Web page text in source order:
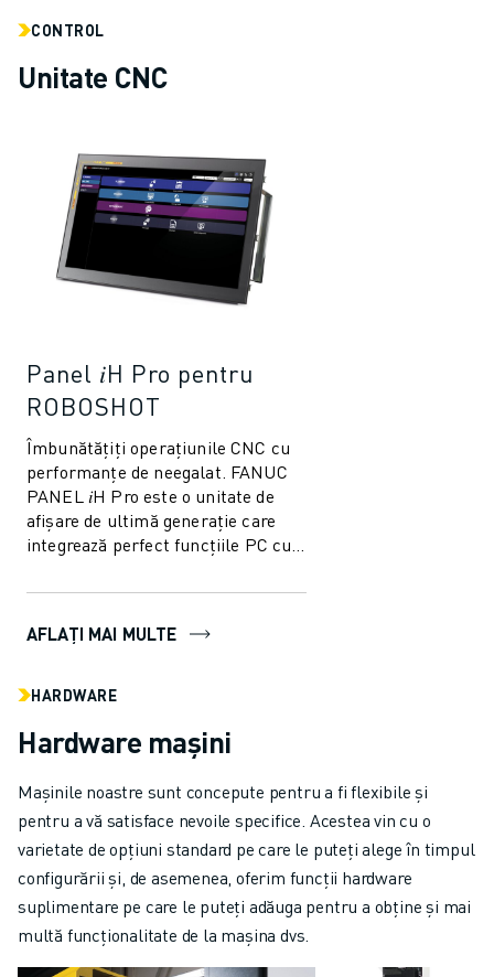
CONTROL
Unitate CNC
Panel 𝑖H Pro pentru
ROBOSHOT
Îmbunătățiți operațiunile CNC cu
performanțe de neegalat. FANUC
PANEL 𝑖H Pro este o unitate de
afișare de ultimă generație care
integrează perfect funcțiile PC cu
performa...
AFLAȚI MAI MULTE
HARDWARE
Hardware mașini
Mașinile noastre sunt concepute pentru a fi flexibile și
pentru a vă satisface nevoile specifice. Acestea vin cu o
varietate de opțiuni standard pe care le puteți alege în timpul
configurării și, de asemenea, oferim funcții hardware
suplimentare pe care le puteți adăuga pentru a obține și mai
multă funcționalitate de la mașina dvs.